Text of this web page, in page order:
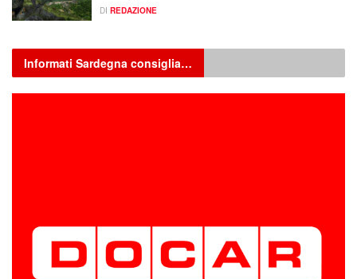
DI REDAZIONE
Informati Sardegna consiglia…